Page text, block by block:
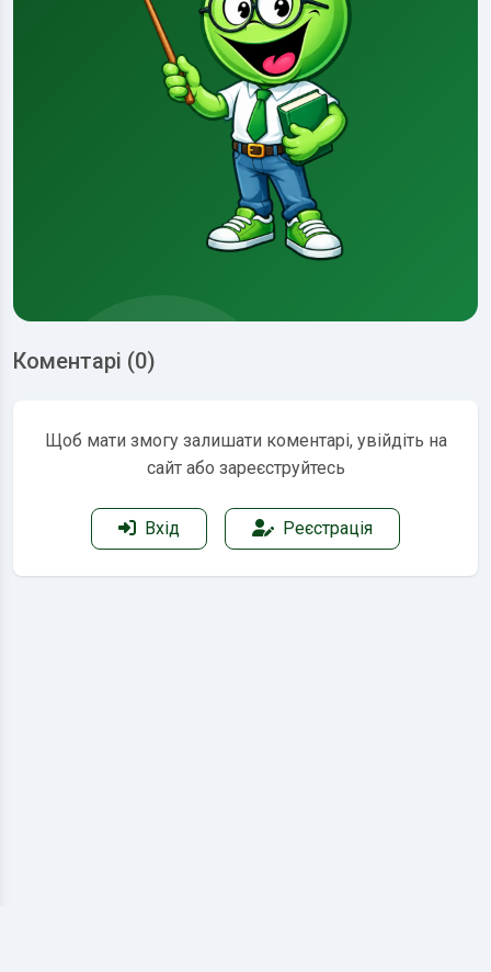
Коментарі (0)
Щоб мати змогу залишати коментарі, увійдіть на
сайт або зареєструйтесь
Вхід Реєстрація